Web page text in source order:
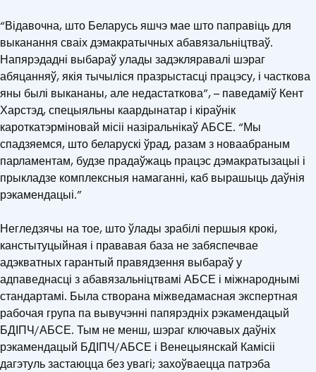
“Відавочна, што Беларусь яшчэ мае што паправіць для
выканання сваіх дэмакратычных абавязальніцтваў.
Напярэдадні выбараў улады задэкляравалі шэраг
абяцанняў, якія тычыліся празрыстасці працэсу, і часткова
яны былі выкананы, але недастаткова”, – паведаміў Кент
Харстэд, спецыяльны каардынатар і кіраўнік
кароткатэрміновай місіі назіральнікаў АБСЕ. “Мы
спадзяемся, што беларускі ўрад, разам з новаабраным
парламентам, будзе прадаўжаць працэс дэмакратызацыі і
прыкладзе комплексныя намаганні, каб вырашыць даўнія
рэкамендацыі.”
Негледзячы на тое, што ўлады зрабілі першыя крокі,
канстытуцыйная і прававая база не забяспечвае
адэкватных гарантый правядзення выбараў у
адпаведнасці з абавязальніцтвамі АБСЕ і міжнароднымі
стандартамі. Была створана міжведамасная экспертная
рабочая група па вывучэнні папярэдніх рэкамендацый
БДІПЧ/АБСЕ. Тым не менш, шэраг ключавых даўніх
рэкамендацый БДІПЧ/АБСЕ і Венецыянскай Камісіі
дагэтуль застаюцца без увагі; захоўваецца патрэба